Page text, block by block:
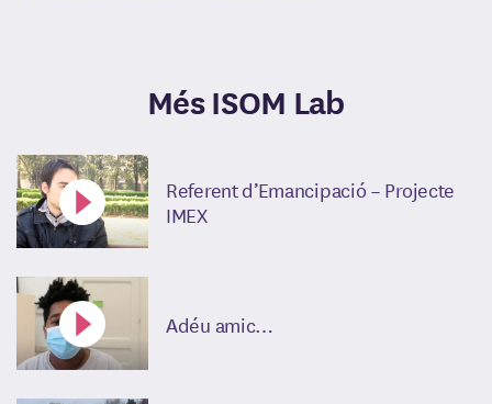
Més ISOM Lab
Referent d’Emancipació – Projecte
IMEX
Adéu amic…